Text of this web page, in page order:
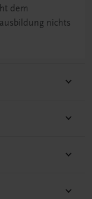
dem
nichts